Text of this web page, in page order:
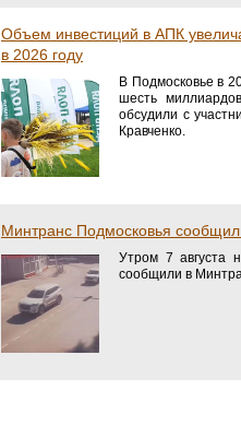
Объем инвестиций в АПК
в 2026 году
В Подмосковье в
шесть
обсудили с
Кравченко.
Минтранс Подмосковья сообщил
Утром 7 августа
сообщили в